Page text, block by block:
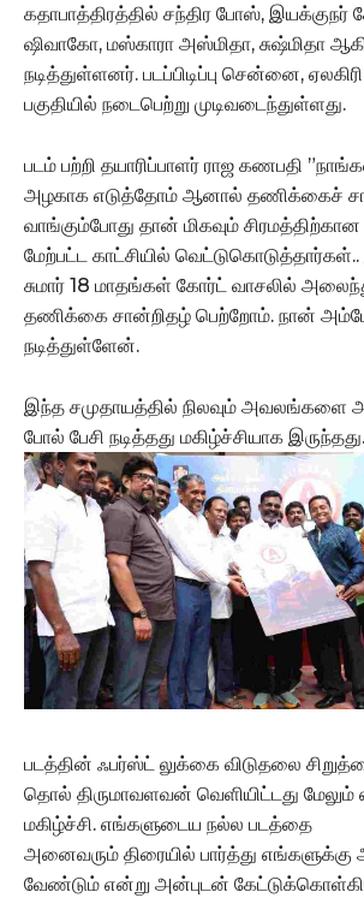
கதாபாத்திரத்தில் சந்திர போஸ்,
ஷிவாகோ, மஸ்காரா அஸ்மிதா, சுஷ்மிதா
நடித்துள்ளனர். படப்பிடிப்பு சென்னை,
பகுதியில் நடைபெற்று முடிவடைந்துள்ளது.
படம் பற்றி தயாரிப்பாளர் ராஜ கணபதி
அழகாக எடுத்தோம் ஆனால் தணிக்கைச்
வாங்கும்போது தான் மிகவும் சிரமத்திற்கான
மேற்பட்ட காட்சியில்
சுமார் 18 மாதங்கள் கோர்ட் வாசலில்
தணிக்கை சான்றிதழ் பெற்றோம். நான்
நடித்துள்ளேன்.
இந்த சமுதாயத்தில் நிலவும் அவலங்களை
போல் பேசி நடித்தது மகிழ்ச்சியாக இருந்தது.
படத்தின் ஃபர்ஸ்ட் லுக்கை விடுதலை
தொல் திருமாவளவன் வெளியிட்டது மேலும்
மகிழ்ச்சி. எங்களுடைய நல்ல படத்தை
அனைவரும் திரையில் பார்த்து எங்களுக்கு
வேண்டும் என்று அன்புடன்